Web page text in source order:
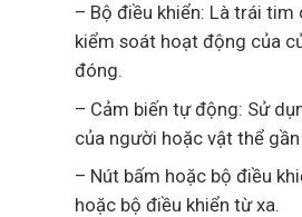
– Bộ điều khiển: Là trái
kiểm soát hoạt động của
đóng.
– Cảm biến tự động: Sử
của người hoặc vật thể
– Nút bấm hoặc bộ điều
hoặc bộ điều khiển từ xa.